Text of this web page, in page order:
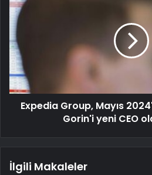
Expedia Group, Mayıs
Gorin'i yeni CEO
İlgili Makaleler